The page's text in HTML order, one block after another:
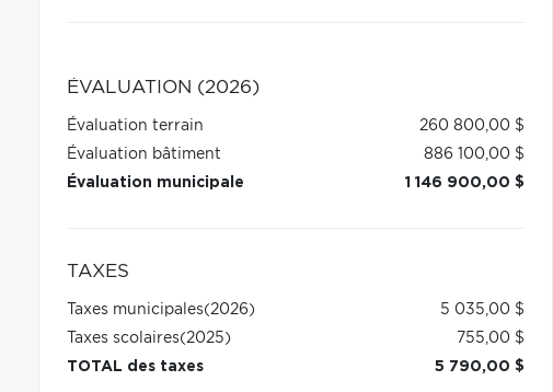
ÉVALUATION (2026)
Évaluation terrain
260 800,00 $
Évaluation bâtiment
886 100,00 $
Évaluation municipale
1 146 900,00 $
TAXES
Taxes municipales(2026)
5 035,00 $
Taxes scolaires(2025)
755,00 $
TOTAL des taxes
5 790,00 $